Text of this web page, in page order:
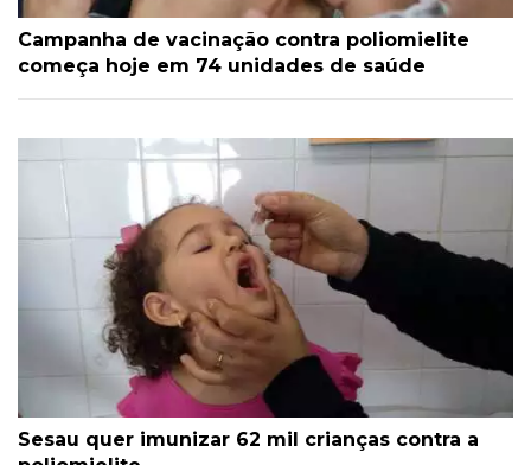
Campanha de vacinação contra poliomielite
começa hoje em 74 unidades de saúde
Sesau quer imunizar 62 mil crianças contra a